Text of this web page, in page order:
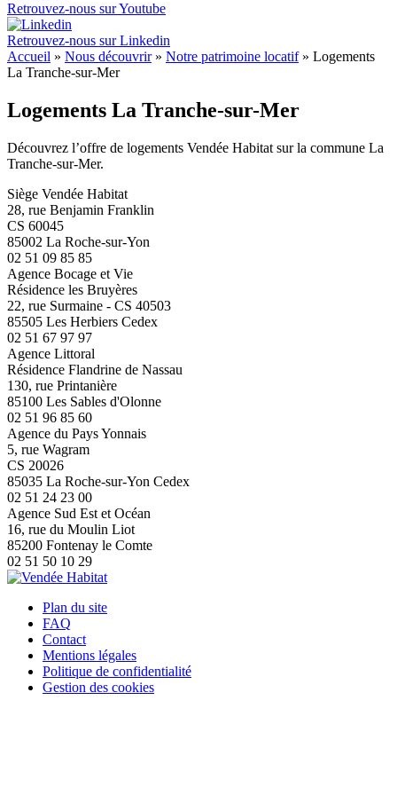
Retrouvez-nous surYoutube
Retrouvez-nous surLinkedin
Accueil » Nous découvrir» Notre patrimoine locatif» Logements
La Tranche-sur-Mer
Logements La Tranche-sur-Mer
Découvrez l’offre de logements Vendée Habitat sur la commune La
Tranche-sur-Mer.
Siège Vendée Habitat
28, rue Benjamin Franklin
CS 60045
85002 La Roche-sur-Yon
02 51 09 85 85
Agence Bocage et Vie
Résidence les Bruyères
22, rue Surmaine - CS 40503
85505 Les Herbiers Cedex
02 51 67 97 97
Agence Littoral
Résidence Flandrine de Nassau
130, rue Printanière
85100 Les Sables d'Olonne
02 51 96 85 60
Agence du Pays Yonnais
5, rue Wagram
CS 20026
85035 La Roche-sur-Yon Cedex
02 51 24 23 00
Agence Sud Est et Océan
16, rue du Moulin Liot
85200 Fontenay le Comte
02 51 50 10 29
Plan du site
FAQ
Contact
Mentions légales
Politique de confidentialité
Gestion des cookies